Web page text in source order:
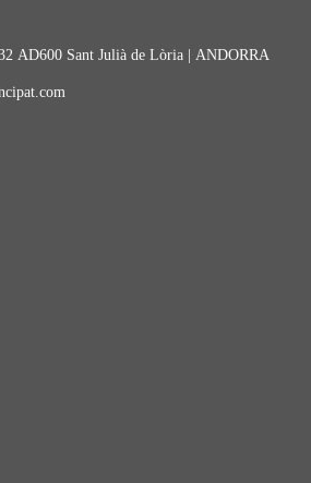
AD600 Sant Julià de Lòria | ANDORRA